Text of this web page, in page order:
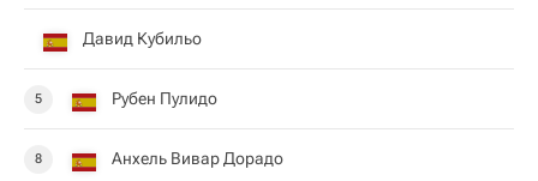
Давид Кубильо
5 Рубен Пулидо
8 Анхель Вивар Дорадо